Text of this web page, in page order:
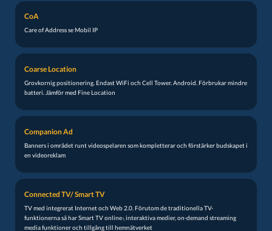
CoA
Care of Address se Mobil IP
Coarse Location
Grovkornig positionering. Endast WiFi och Cell Tower. Android. Förbrukar mindre
batteri. Jämför med Fine Location
Companion Ad
Banners i området runt videospelaren som kompletterar och förstärker budskapet i
en videoreklam
Connected TV/ Smart TV
TV med integrerat Internet och Web 2.0. Förutom de traditionella TV-
funktionerna så har Smart TV online-, interaktiva medier, on-demand streaming
media funktioner och tillgång till hemnätverket